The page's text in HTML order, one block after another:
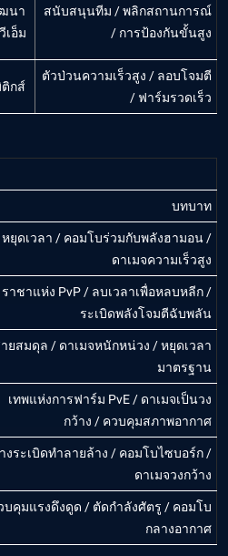
นา
เอ็ม
สนับสนุนทีม / พลิกสถานการณ์
/ การป้องกันขั้นสูง
ติกส์
ตัวป่วนความเร็วสูง / ลอบโจมตี
/ ฟาร์มรวดเร็ว
บทบาท
หยุดเวลา / คอมโบร่วมกับพลังฮามอน /
ดาเมจความเร็วสูง
ราชาแห่ง PvP / ลบเวลาเพื่อหลบหลีก /
ระเบิดพลังโจมตีฉับพลัน
ยสมดุล / ดาเมจหนักหน่วง / หยุดเวลา
มาตรฐาน
เทพแห่งการฟาร์ม PvE / ดาเมจเป็นวง
กว้าง / ควบคุมสภาพอากาศ
งระเบิดทำลายล้าง / คอมโบไซบอร์ก /
ดาเมจวงกว้าง
บคุมแรงดึงดูด / ตัดกำลังศัตรู / คอมโบ
กลางอากาศ